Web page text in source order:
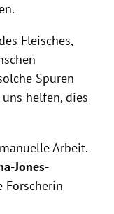
Fleisches,
Spuren
helfen, dies
Arbeit.
Jones-
Forscherin